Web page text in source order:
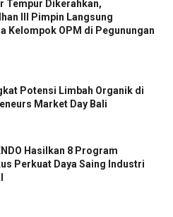
Tempur Dikerahkan,
III Pimpin Langsung
Kelompok OPM di Pegunungan
Potensi Limbah Organik di
Market Day Bali
Hasilkan 8 Program
Perkuat Daya Saing Industri